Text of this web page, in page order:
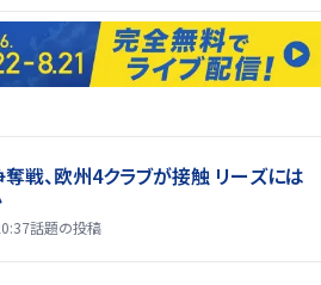
戦、欧州4クラブが接触 リーズには
話題の投稿